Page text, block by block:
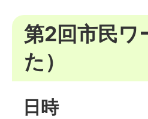
第2回市民ワ
た）
日時